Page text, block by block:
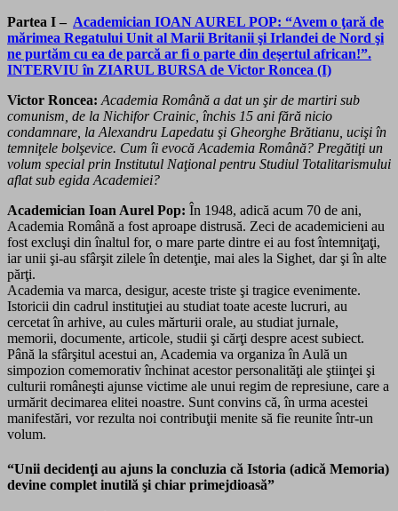
Partea I – Academician IOAN AUREL POP: “Avem o ţară de
mărimea Regatului Unit al Marii Britanii şi Irlandei de Nord şi
ne purtăm cu ea de parcă ar fi o parte din deşertul african!”.
INTERVIU în ZIARUL BURSA de Victor Roncea (I)
Victor Roncea: Academia Română a dat un şir de mar­tiri sub
comunism, de la Nichifor Crainic, închis 15 ani fără nicio
condamnare, la Alexandru Lapedatu şi Gheorghe Brătianu, ucişi în
temniţele bol­şe­vice. Cum îi evocă Academia Româ­nă? Pregătiţi un
volum special prin Institutul Naţional pentru Studiul Totalitarismului
aflat sub egida Academiei?
Academician Ioan Aurel Pop: În 1948, adică acum 70 de ani,
Academia Română a fost aproape distrusă. Zeci de academicieni au
fost excluşi din înaltul for, o mare parte dintre ei au fost întemniţaţi,
iar unii şi-au sfârşit zilele în detenţie, mai ales la Sighet, dar şi în alte
părţi.
Academia va marca, desigur, aceste triste şi tragice evenimente.
Istoricii din cadrul instituţiei au studiat toate aceste lucruri, au
cercetat în arhive, au cules mărturii orale, au studiat jurnale,
memorii, documente, articole, studii şi cărţi despre acest subiect.
Până la sfârşitul acestui an, Academia va organiza în Aulă un
simpozion comemorativ închinat acestor personalităţi ale ştiinţei şi
culturii româneşti ajunse victime ale unui regim de represiune, care a
urmărit decimarea elitei noastre. Sunt convins că, în urma acestei
manifestări, vor rezulta noi contribuţii menite să fie reunite într-un
volum.
“Unii decidenţi au ajuns la concluzia că Istoria (adică Memoria)
devine complet inutilă şi chiar primejdioasă”